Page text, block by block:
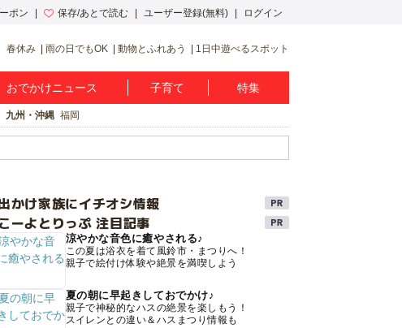
ポン 保存/あとで読む ユーザー登録(無料) ログイン
春休み 雨の日でもOK 動物とふれあう 1日中遊べるスポット
おでかけニュース 子育て 特集
九州・沖縄 福岡
かけ家族にイチオシ情報
ーよとりっぷ 注目記事
涼やかな音色に癒やされる♪
この夏は浴衣を着て風鈴市・まつりへ！
親子で絵付け体験や絶景を満喫しよう
夏の朝に早起きしておでかけ♪
親子で神秘的なハスの絶景を楽しもう！
スイレンとの違い＆ハスまつり情報も